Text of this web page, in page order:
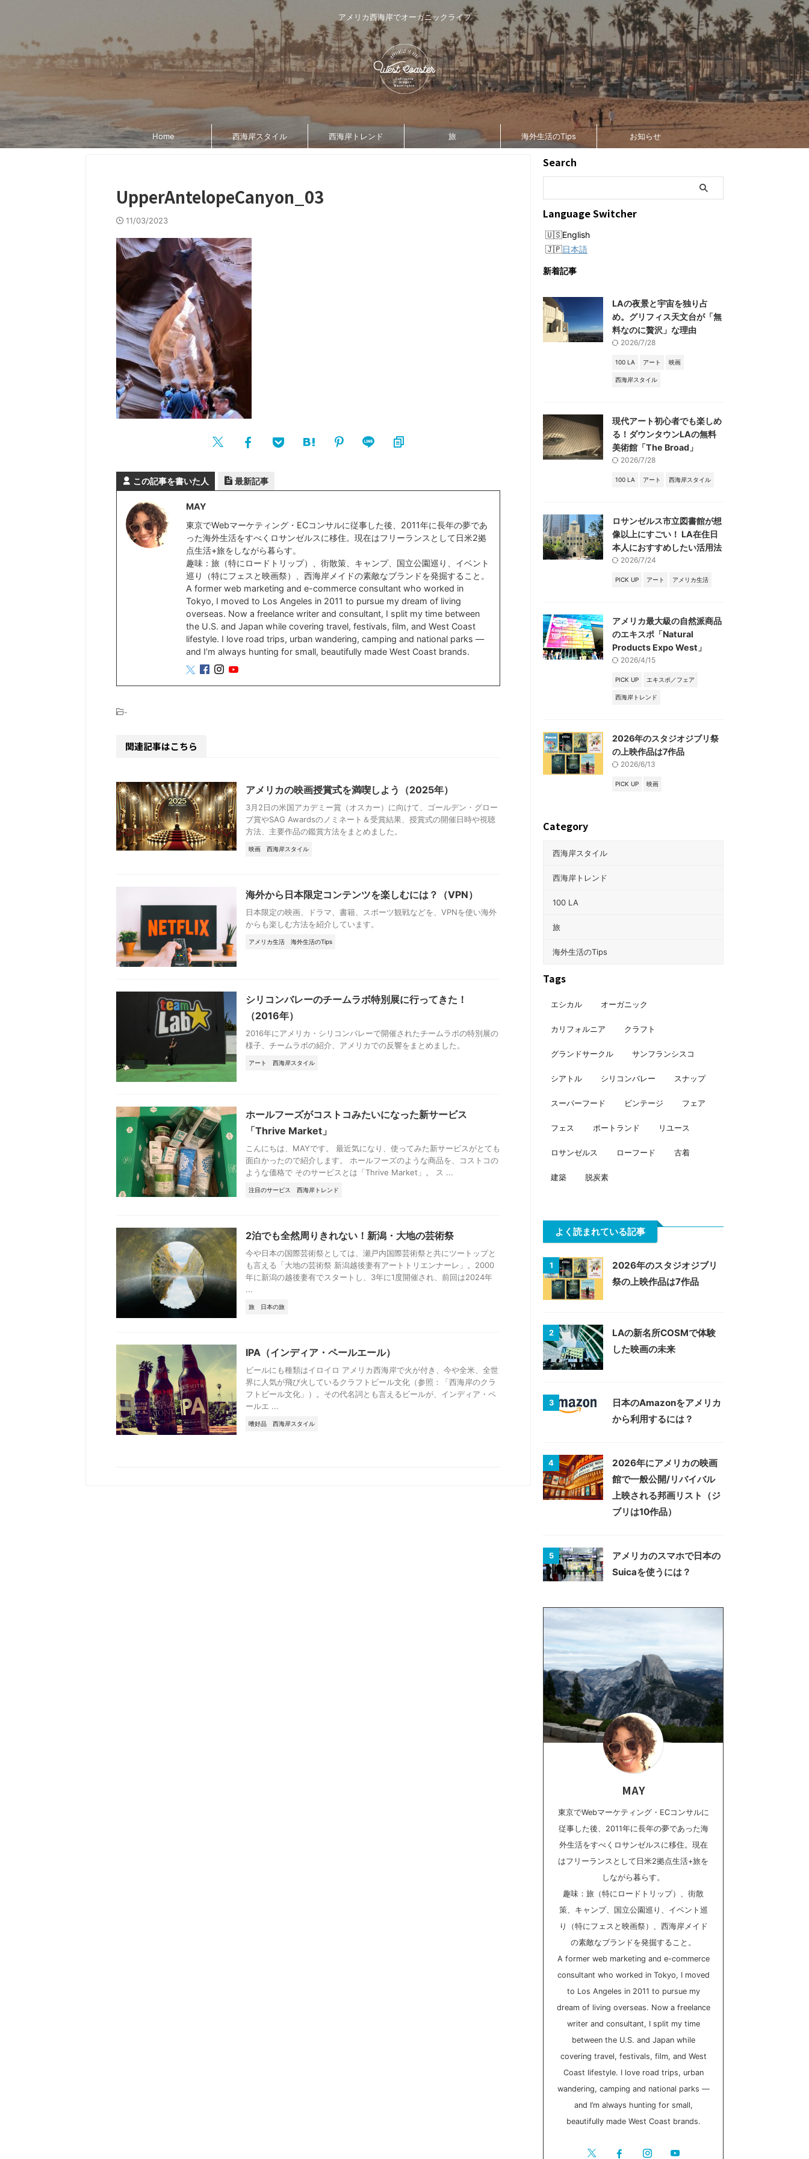
アメリカ西海岸でオーガニックライフ
Home 西海岸スタイル 西海岸トレンド 旅 海外生活のTips お知らせ
UpperAntelopeCanyon_03
11/03/2023
この記事を書いた人 最新記事
MAY
東京でWebマーケティング・ECコンサルに従事した後、2011年に長年の夢であ
った海外生活をすべくロサンゼルスに移住。現在はフリーランスとして日米2拠
点生活+旅をしながら暮らす。
趣味：旅（特にロードトリップ）、街散策、キャンプ、国立公園巡り、イベント
巡り（特にフェスと映画祭）、西海岸メイドの素敵なブランドを発掘すること。
A former web marketing and e-commerce consultant who worked in
Tokyo, I moved to Los Angeles in 2011 to pursue my dream of living
overseas. Now a freelance writer and consultant, I split my time between
the U.S. and Japan while covering travel, festivals, film, and West Coast
lifestyle. I love road trips, urban wandering, camping and national parks —
and I’m always hunting for small, beautifully made West Coast brands.
-
関連記事はこちら
アメリカの映画授賞式を満喫しよう（2025年）
3月2日の米国アカデミー賞（オスカー）に向けて、ゴールデン・グロー
ブ賞やSAG Awardsのノミネート＆受賞結果、授賞式の開催日時や視聴
方法、主要作品の鑑賞方法をまとめました。
映画 西海岸スタイル
海外から日本限定コンテンツを楽しむには？（VPN）
日本限定の映画、ドラマ、書籍、スポーツ観戦などを、VPNを使い海外
からも楽しむ方法を紹介しています。
アメリカ生活 海外生活のTips
シリコンバレーのチームラボ特別展に行ってきた！
（2016年）
2016年にアメリカ・シリコンバレーで開催されたチームラボの特別展の
様子、チームラボの紹介、アメリカでの反響をまとめました。
アート 西海岸スタイル
ホールフーズがコストコみたいになった新サービス
「Thrive Market」
こんにちは、MAYです。 最近気になり、使ってみた新サービスがとても
面白かったので紹介します。 ホールフーズのような商品を、コストコの
ような価格で そのサービスとは「Thrive Market」。 ス ...
注目のサービス 西海岸トレンド
2泊でも全然周りきれない！新潟・大地の芸術祭
今や日本の国際芸術祭としては、瀬戸内国際芸術祭と共にツートップと
も言える「大地の芸術祭 新潟越後妻有アートトリエンナーレ」。2000
年に新潟の越後妻有でスタートし、3年に1度開催され、前回は2024年
...
旅 日本の旅
IPA（インディア・ペールエール）
ビールにも種類はイロイロ アメリカ西海岸で火が付き、今や全米、全世
界に人気が飛び火しているクラフトビール文化（参照：「西海岸のクラ
フトビール文化」）。その代名詞とも言えるビールが、インディア・ペ
ールエ ...
嗜好品 西海岸スタイル
Search
Language Switcher
English
日本語
新着記事
LAの夜景と宇宙を独り占
め。グリフィス天文台が「無
料なのに贅沢」な理由
2026/7/28
100 LA アート 映画
西海岸スタイル
現代アート初心者でも楽しめ
る！ダウンタウンLAの無料
美術館「The Broad」
2026/7/28
100 LA アート 西海岸スタイル
ロサンゼルス市立図書館が想
像以上にすごい！ LA在住日
本人におすすめしたい活用法
2026/7/24
PICK UP アート アメリカ生活
アメリカ最大級の自然派商品
のエキスポ「Natural
Products Expo West」
2026/4/15
PICK UP エキスポ／フェア
西海岸トレンド
2026年のスタジオジブリ祭
の上映作品は7作品
2026/6/13
PICK UP 映画
Category
西海岸スタイル
西海岸トレンド
100 LA
旅
海外生活のTips
Tags
エシカル オーガニック
カリフォルニア クラフト
グランドサークル サンフランシスコ
シアトル シリコンバレー スナップ
スーパーフード ビンテージ フェア
フェス ポートランド リユース
ロサンゼルス ローフード 古着
建築 脱炭素
よく読まれている記事
1
2026年のスタジオジブリ
祭の上映作品は7作品
2
LAの新名所COSMで体験
した映画の未来
3
日本のAmazonをアメリカ
から利用するには？
4
2026年にアメリカの映画
館で一般公開/リバイバル
上映される邦画リスト（ジ
ブリは10作品）
5
アメリカのスマホで日本の
Suicaを使うには？
MAY
東京でWebマーケティング・ECコンサルに
従事した後、2011年に長年の夢であった海
外生活をすべくロサンゼルスに移住。現在
はフリーランスとして日米2拠点生活+旅を
しながら暮らす。
趣味：旅（特にロードトリップ）、街散
策、キャンプ、国立公園巡り、イベント巡
り（特にフェスと映画祭）、西海岸メイド
の素敵なブランドを発掘すること。
A former web marketing and e-commerce
consultant who worked in Tokyo, I moved
to Los Angeles in 2011 to pursue my
dream of living overseas. Now a freelance
writer and consultant, I split my time
between the U.S. and Japan while
covering travel, festivals, film, and West
Coast lifestyle. I love road trips, urban
wandering, camping and national parks —
and I’m always hunting for small,
beautifully made West Coast brands.